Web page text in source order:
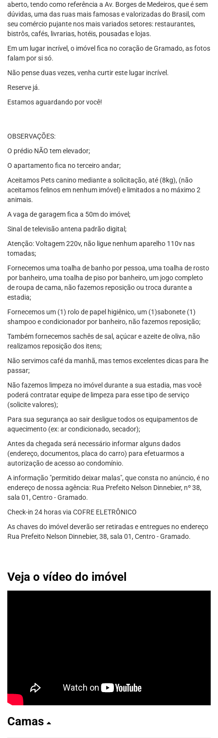
aberto, tendo como referência a Av. Borges de Medeiros, que é sem
dúvidas, uma das ruas mais famosas e valorizadas do Brasil, com
seu comércio pujante nos mais variados setores: restaurantes,
bistrôs, cafés, livrarias, hotéis, pousadas e lojas.
Em um lugar incrível, o imóvel fica no coração de Gramado, as fotos
falam por si só.
Não pense duas vezes, venha curtir este lugar incrível.
Reserve já.
Estamos aguardando por você!
OBSERVAÇÕES:
O prédio NÃO tem elevador;
O apartamento fica no terceiro andar;
Aceitamos Pets canino mediante a solicitação, até (8kg), (não
aceitamos felinos em nenhum imóvel) e limitados a no máximo 2
animais.
A vaga de garagem fica a 50m do imóvel;
Sinal de televisão antena padrão digital;
Atenção: Voltagem 220v, não ligue nenhum aparelho 110v nas
tomadas;
Fornecemos uma toalha de banho por pessoa, uma toalha de rosto
por banheiro, uma toalha de piso por banheiro, um jogo completo
de roupa de cama, não fazemos reposição ou troca durante a
estadia;
Fornecemos um (1) rolo de papel higiênico, um (1)sabonete (1)
shampoo e condicionador por banheiro, não fazemos reposição;
Também fornecemos sachês de sal, açúcar e azeite de oliva, não
realizamos reposição dos itens;
Não servimos café da manhã, mas temos excelentes dicas para lhe
passar;
Não fazemos limpeza no imóvel durante a sua estadia, mas você
poderá contratar equipe de limpeza para esse tipo de serviço
(solicite valores);
Para sua segurança ao sair desligue todos os equipamentos de
aquecimento (ex: ar condicionado, secador);
Antes da chegada será necessário informar alguns dados
(endereço, documentos, placa do carro) para efetuarmos a
autorização de acesso ao condomínio.
A informação "permitido deixar malas", que consta no anúncio, é no
endereço de nossa agência: Rua Prefeito Nelson Dinnebier, nº 38,
sala 01, Centro - Gramado.
Check-in 24 horas via COFRE ELETRÔNICO
As chaves do imóvel deverão ser retiradas e entregues no endereço
Rua Prefeito Nelson Dinnebier, 38, sala 01, Centro - Gramado.
Veja o vídeo do imóvel
Camas